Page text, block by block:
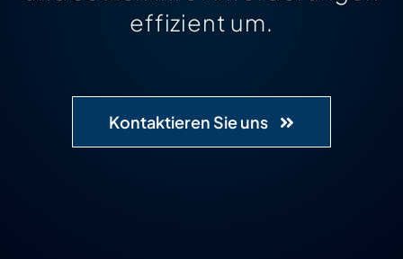
effizient um.
Kontaktieren Sie uns